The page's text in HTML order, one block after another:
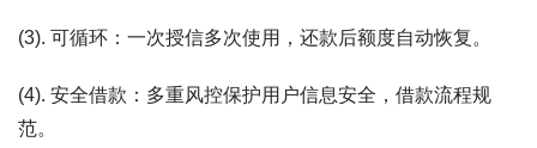
(3). 可循环：一次授信多次使用，还款后额度自动恢复。
(4). 安全借款：多重风控保护用户信息安全，借款流程规
范。